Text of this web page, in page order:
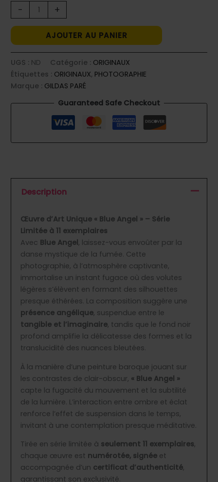
-
quantité
de
BLUE
ANGEL
+
AJOUTER AU PANIER
UGS : ND Catégorie : ORIGINAUX
Étiquettes : ORIGINAUX, PHOTOGRAPHIE
Marque : GILDAS PARÉ
Guaranteed Safe Checkout
Description
Œuvre d’Art Unique « Blue Angel » – Série
Limitée à 11 exemplaires
Avec Blue Angel, laissez-vous envoûter par la
danse mystique de la fumée. Cette
photographie, à l’atmosphère captivante,
immortalise un instant fugace où des volutes
légères s’élèvent en formant des silhouettes
presque éthérées. La composition suggère une
présence angélique, suspendue entre le
tangible et l’imaginaire, tandis que le fond noir
profond amplifie la délicatesse des formes et la
translucidité des nuances bleutées.
À la manière d’une peinture baroque jouant sur
les contrastes de clair-obscur, « Blue Angel »
capte la fugacité du mouvement et la subtilité
de la lumière. L’interaction entre ombre et éclat
renforce l’effet de suspension dans le temps,
invitant à une contemplation presque méditative.
Tirée en série limitée à seulement 11 exemplaires,
chaque œuvre est numérotée, signée et
accompagnée d’un certificat d’authenticité,
garantissant son exclusivité.